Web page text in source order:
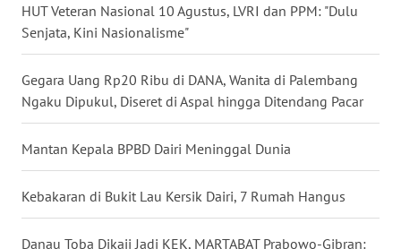
HUT Veteran Nasional 10 Agustus, LVRI dan PPM: "Dulu
Senjata, Kini Nasionalisme"
Gegara Uang Rp20 Ribu di DANA, Wanita di Palembang
Ngaku Dipukul, Diseret di Aspal hingga Ditendang Pacar
Mantan Kepala BPBD Dairi Meninggal Dunia
Kebakaran di Bukit Lau Kersik Dairi, 7 Rumah Hangus
Danau Toba Dikaji Jadi KEK, MARTABAT Prabowo-Gibran:
KALTARA